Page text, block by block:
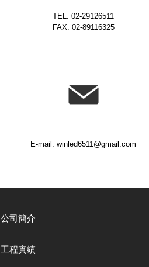
TEL: 02-29126511
FAX: 02-89116325
E-mail: winled6511@gmail.com
公司簡介
工程實績